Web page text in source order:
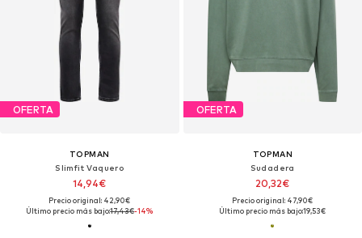
OFERTA
TOPMAN
Slimfit Vaquero
14,94€
Precio original: 42,90€
Último precio más bajo:17,43€-14%
OFERTA
TOPMAN
Sudadera
20,32€
Precio original: 47,90€
Último precio más bajo:19,53€